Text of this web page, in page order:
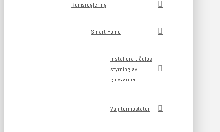
Rumsreglering
Smart Home
Installera trådlös
styrning av
golvvärme
Välj termostater